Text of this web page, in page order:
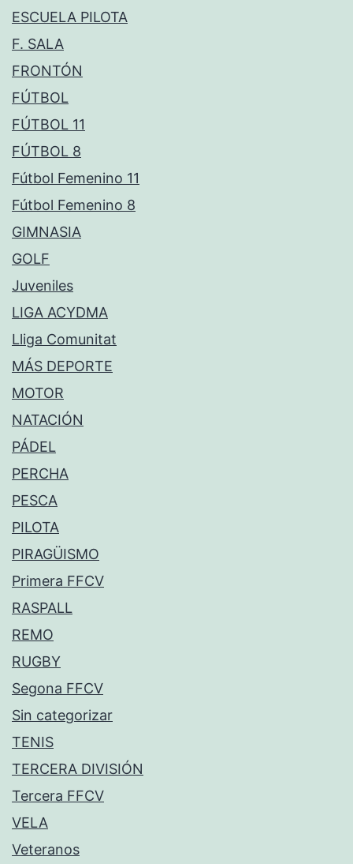
ESCUELA PILOTA
F. SALA
FRONTÓN
FÚTBOL
FÚTBOL 11
FÚTBOL 8
Fútbol Femenino 11
Fútbol Femenino 8
GIMNASIA
GOLF
Juveniles
LIGA ACYDMA
Lliga Comunitat
MÁS DEPORTE
MOTOR
NATACIÓN
PÁDEL
PERCHA
PESCA
PILOTA
PIRAGÜISMO
Primera FFCV
RASPALL
REMO
RUGBY
Segona FFCV
Sin categorizar
TENIS
TERCERA DIVISIÓN
Tercera FFCV
VELA
Veteranos